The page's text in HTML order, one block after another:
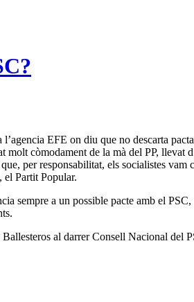
EFE on diu que no descarta
molt còmodament de la mà del PP,
per responsabilitat, els socialistes
el Partit Popular.
sempre a un possible pacte amb el
al darrer Consell Nacional